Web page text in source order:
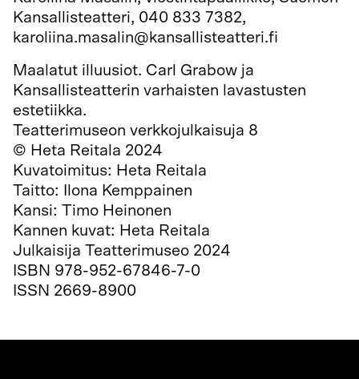
Kansallisteatteri, 040 833 7382,
karoliina.masalin@kansallisteatteri.fi
Maalatut illuusiot. Carl Grabow ja
Kansallisteatterin varhaisten lavastusten
estetiikka.
Teatterimuseon verkkojulkaisuja 8
© Heta Reitala 2024
Kuvatoimitus: Heta Reitala
Taitto: Ilona Kemppainen
Kansi: Timo Heinonen
Kannen kuvat: Heta Reitala
Julkaisija Teatterimuseo 2024
ISBN 978-952-67846-7-0
ISSN 2669-8900